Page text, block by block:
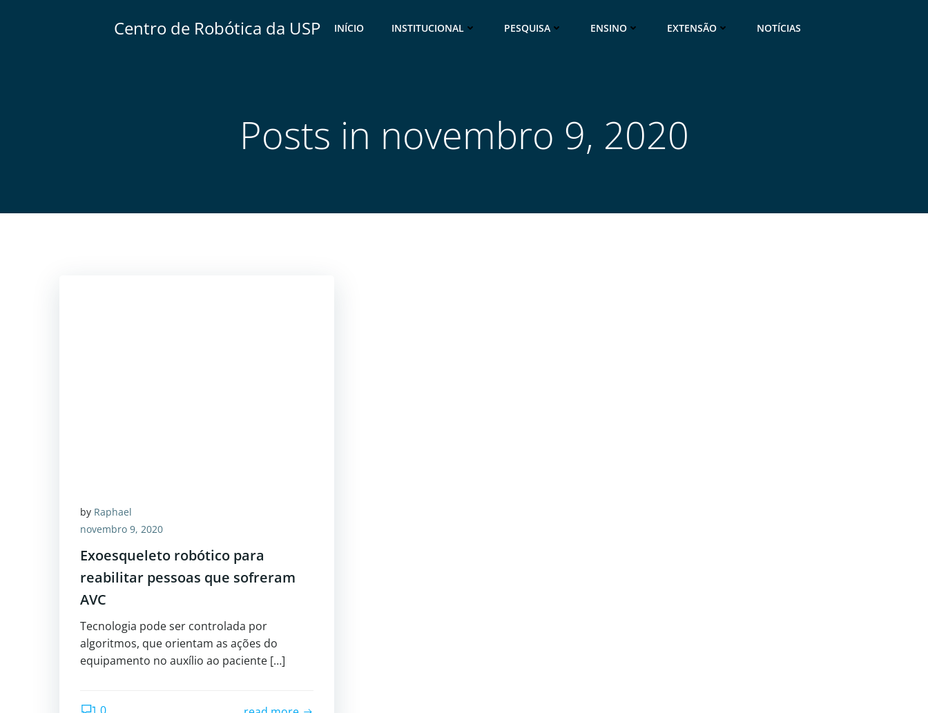
Centro de Robótica da USP INÍCIO INSTITUCIONAL PESQUISA ENSINO EXTENSÃO NOTÍCIAS
Posts in novembro 9, 2020
by Raphael
novembro 9, 2020
Exoesqueleto robótico para
reabilitar pessoas que sofreram
AVC
Tecnologia pode ser controlada por
algoritmos, que orientam as ações do
equipamento no auxílio ao paciente […]